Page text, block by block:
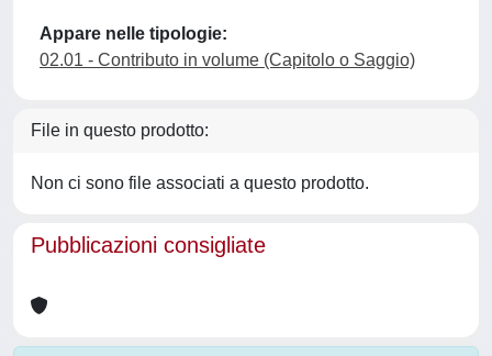
Appare nelle tipologie:
02.01 - Contributo in volume (Capitolo o Saggio)
File in questo prodotto:
Non ci sono file associati a questo prodotto.
Pubblicazioni consigliate